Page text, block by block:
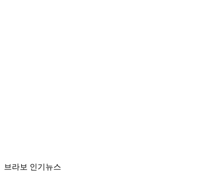
브라보 인기뉴스